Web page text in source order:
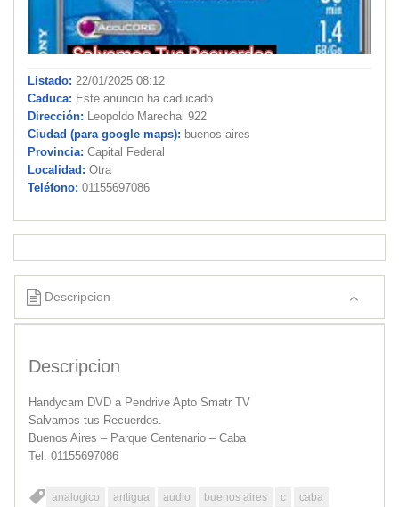
Listado: 22/01/2025 08:12
Caduca: Este anuncio ha caducado
Dirección: Leopoldo Marechal 922
Ciudad (para google maps): buenos aires
Provincia: Capital Federal
Localidad: Otra
Teléfono: 01155697086
Descripcion
Descripcion
Handycam DVD a Pendrive Apto Smatr TV
Salvamos tus Recuerdos.
Buenos Aires – Parque Centenario – Caba
Tel. 01155697086
analogico antigua audio buenos aires c
caba